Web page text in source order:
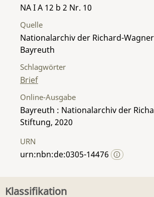
NA I A 12 b 2 Nr. 10
Quelle
Nationalarchiv der Richard-
Bayreuth
Schlagwörter
Brief
Online-Ausgabe
Bayreuth : Nationalarchiv der
Stiftung, 2020
URN
urn:nbn:de:0305-14476
Klassifikation